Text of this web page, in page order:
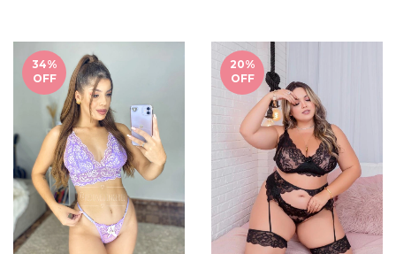
34%
OFF
20%
OFF